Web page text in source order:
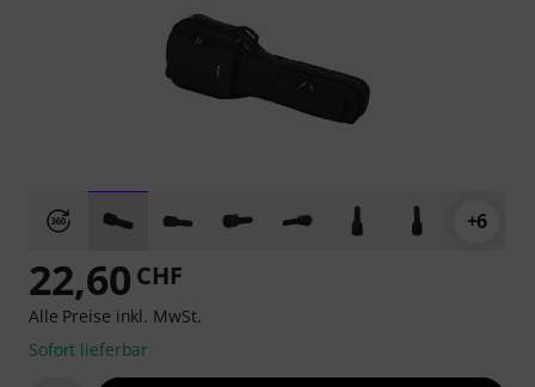
+6
22,60 CHF
Alle Preise inkl. MwSt.
Sofort lieferbar